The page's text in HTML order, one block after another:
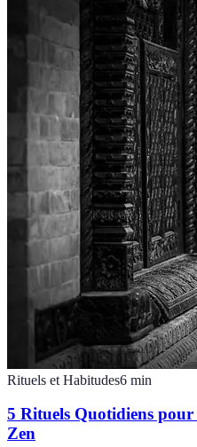
Rituels et Habitudes6 min
5 Rituels Quotidiens pour
Zen